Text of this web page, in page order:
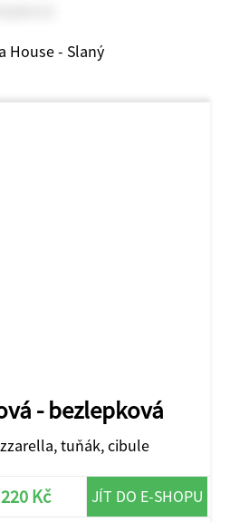
- bezlepková
tuňák, cibule
220 Kč JÍT DO E-SHOPU